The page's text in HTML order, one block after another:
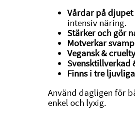
Vårdar på djupet
intensiv näring.
Stärker och gör
Motverkar
Vegansk &
Svensktillverkad
Finns i tre
Använd dagligen för
enkel och lyxig.